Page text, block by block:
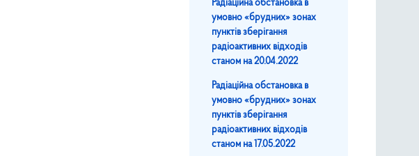
Радіаційна обстановка в
умовно «брудних» зонах
пунктів зберігання
радіоактивних відходів
станом на 20.04.2022
Радіаційна обстановка в
умовно «брудних» зонах
пунктів зберігання
радіоактивних відходів
станом на 17.05.2022